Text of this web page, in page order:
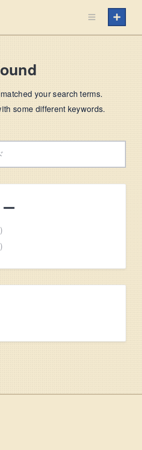
your search terms.
some different keywords.